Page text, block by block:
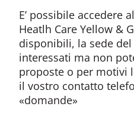
E’ possibile accedere
Heatlh Care Yellow &
disponibili, la sede
interessati ma non
proposte o per motivi
il vostro contatto
«domande»